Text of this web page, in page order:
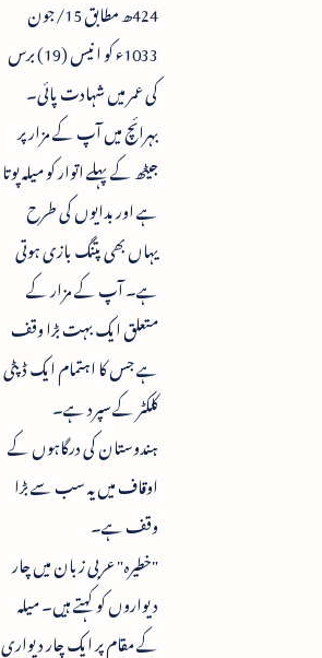
424ھ مطابق 15/جون
1033ء کو انیس (19) برس
کی عمر میں شہادت پائی۔
بہرائچ میں آپ کے مزار پر
جیٹھ کے پہلے اتوار کو میلہ پوتا
ہے اور بدایوں کی طرح
یہاں بھی پتنگ بازی ہوتی
ہے۔ آپ کے مزار کے
متعلق ایک بہت بڑا وقف
ہے جس کا اہتمام ایک ڈپٹی
کلکٹر کے سپرد ہے۔
ہندوستان کی درگاہوں کے
اوقاف میں یہ سب سے بڑا
وقف ہے۔
"خطیرہ" عربی زبان میں چار
دیواروں کو کہتے ہیں۔ میلہ
کے مقام پر ایک چار دیواری